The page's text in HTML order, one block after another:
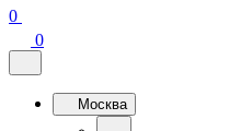
0
0
Москва